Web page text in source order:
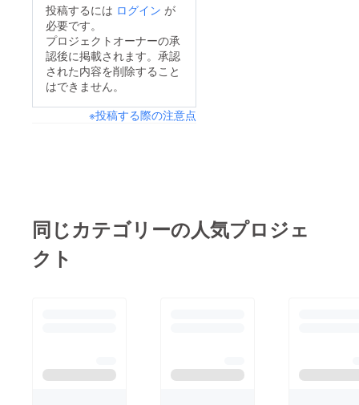
投稿するには ログイン が
必要です。
プロジェクトオーナーの承
認後に掲載されます。承認
された内容を削除すること
はできません。
※投稿する際の注意点
同じカテゴリーの人気プロジェ
クト